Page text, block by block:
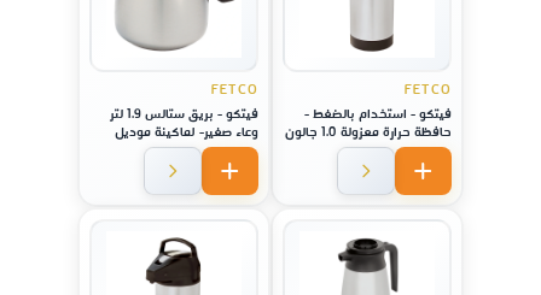
FETCO
فيتكو - استخدام بالضغط -
حافظة حرارة معزولة 1.0 جالون
FETCO
فيتكو - بريق ستالس 1.9 لتر
وعاء صغير- لماكينة موديل
2121